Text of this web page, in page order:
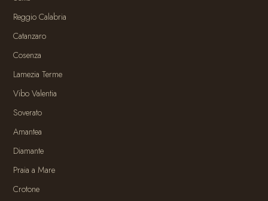
Reggio Calabria
Catanzaro
Cosenza
Lamezia Terme
Vibo Valentia
Soverato
Amantea
Diamante
Praia a Mare
Crotone